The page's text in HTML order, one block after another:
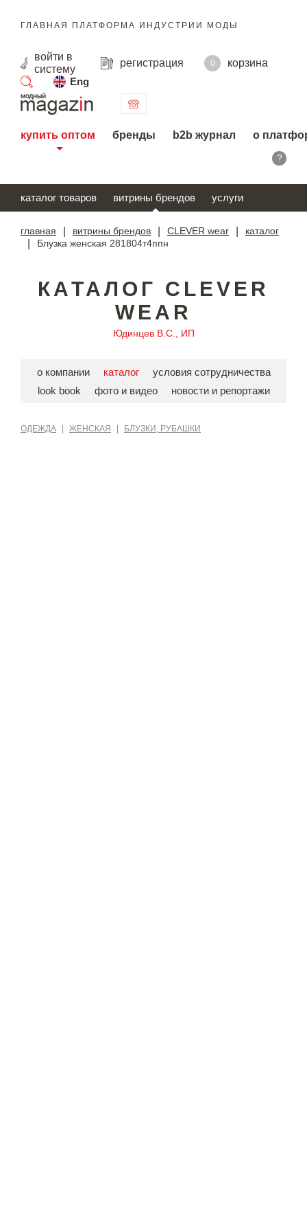
ГЛАВНАЯ ПЛАТФОРМА ИНДУСТРИИ МОДЫ
войти в
систему
регистрация 0
корзина
Eng
поиск
купить оптом бренды b2b журнал о
?
каталог товаров витрины брендов услуги
главная витрины брендов CLEVER wear каталог
Блузка женская 281804т4ппн
КАТАЛОГ CLEVER
WEAR
Юдинцев В.С., ИП
о компании каталог
условия сотрудничества
look book
фото и видео новости и репортажи
ОДЕЖДА ЖЕНСКАЯ БЛУЗКИ, РУБАШКИ